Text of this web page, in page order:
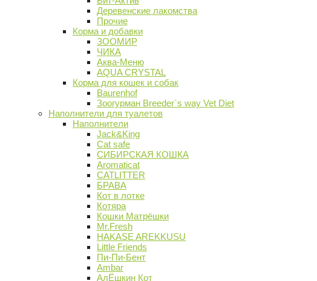
Деревенские лакомства
Прочие
Корма и добавки
ЗООМИР
ЧИКА
Аква-Меню
AQUA CRYSTAL
Корма для кошек и собак
Baurenhof
Зоогурман Breeder`s way Vet Diet
Наполнители для туалетов
Наполнители
Jack&King
Cat safe
СИБИРСКАЯ КОШКА
Aromaticat
CATLITTER
БРАВА
Кот в лотке
Котяра
Кошки Матрёшки
Mr.Fresh
HAKASE AREKKUSU
Little Friends
Пи-Пи-Бент
Ambar
АлЁшкин Кот